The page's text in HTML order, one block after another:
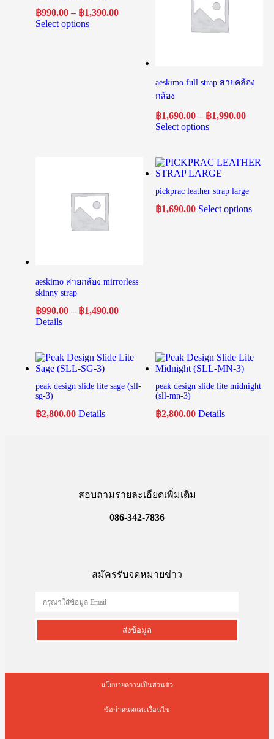
฿990.00 – ฿1,390.00
Select options
aeskimo full strap สายคล้อง
กล้อง
฿1,690.00 – ฿1,990.00
Select options
aeskimo สายกล้อง mirrorless
skinny strap
฿990.00 – ฿1,490.00
Details
pickprac leather strap large
฿1,690.00 Select options
peak design slide lite sage (sll-
sg-3)
฿2,800.00 Details
peak design slide lite midnight
(sll-mn-3)
฿2,800.00 Details
สอบถามรายละเอียดเพิ่มเติม
086-342-7836
สมัครรับจดหมายข่าว
ส่งข้อมูล
นโยบายความเป็นส่วนตัว
ข้อกำหนดและเงื่อนไข